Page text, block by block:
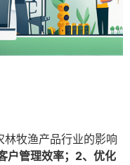
牧渔产品行业的影响
户管理效率；2、优化